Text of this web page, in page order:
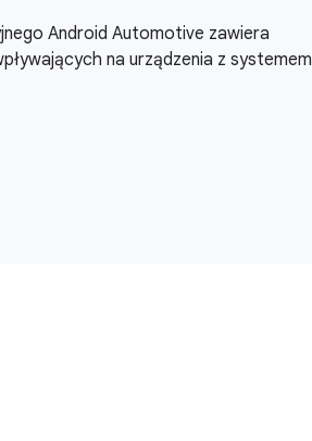
Android Automotive zawiera
na urządzenia z systemem